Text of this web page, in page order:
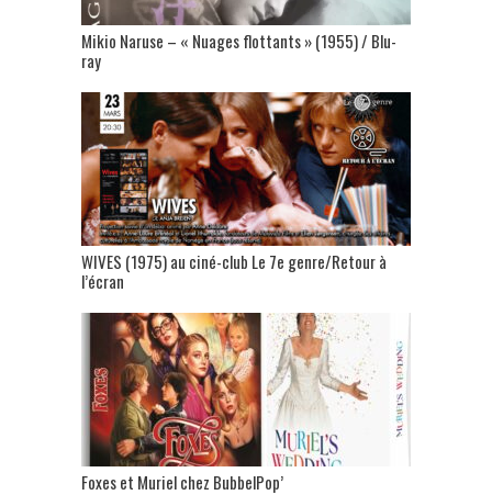
Mikio Naruse – « Nuages flottants » (1955) / Blu-
ray
WIVES (1975) au ciné-club Le 7e genre/Retour à
l’écran
Foxes et Muriel chez BubbelPop’